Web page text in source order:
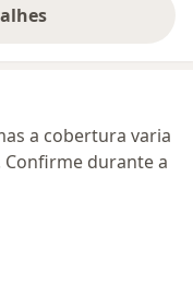
endereço
a cobertura varia
Confirme durante a